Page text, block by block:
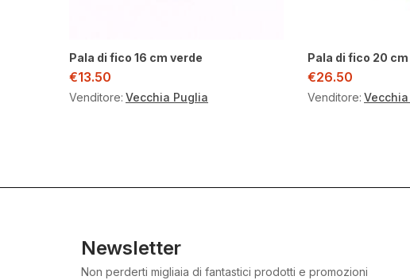
Pala di fico 16 cm verde
€13.50
Venditore: Vecchia Puglia
Pala di fico 20
€26.50
Venditore:
Newsletter
Non perderti migliaia di fantastici prodotti e promozioni